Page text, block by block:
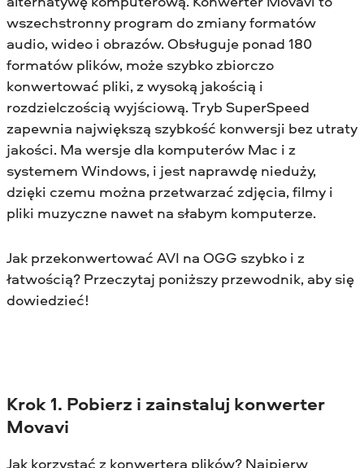
wszechstronny program do zmiany formatów
audio, wideo i obrazów. Obsługuje ponad 180
formatów plików, może szybko zbiorczo
konwertować pliki, z wysoką jakością i
rozdzielczością wyjściową. Tryb SuperSpeed
zapewnia największą szybkość konwersji bez utraty
jakości. Ma wersje dla komputerów Mac i z
systemem Windows, i jest naprawdę nieduży,
dzięki czemu można przetwarzać zdjęcia, filmy i
pliki muzyczne nawet na słabym komputerze.
Jak przekonwertować AVI na OGG szybko i z
łatwością? Przeczytaj poniższy przewodnik, aby się
dowiedzieć!
Krok 1. Pobierz i zainstaluj konwerter
Movavi
Jak korzystać z konwertera plików? Najpierw